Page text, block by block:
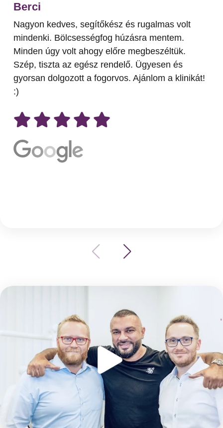
Berci
Nagyon kedves, segítőkész és rugalmas volt
mindenki. Bölcsességfog húzásra mentem.
Minden úgy volt ahogy előre megbeszéltük.
Szép, tiszta az egész rendelő. Ügyesen és
gyorsan dolgozott a fogorvos. Ajánlom a klinikát!
:)